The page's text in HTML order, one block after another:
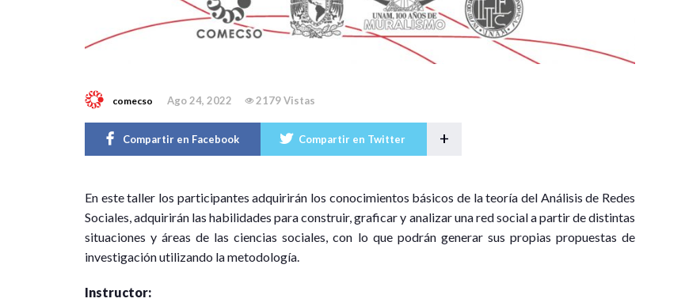
comecso Ago 24, 2022 2179 Vistas
Compartir en Facebook Compartir en Twitter +
En este taller los participantes adquirirán los conocimientos básicos de la teoría del Análisis de Redes
Sociales, adquirirán las habilidades para construir, graficar y analizar una red social a partir de distintas
situaciones y áreas de las ciencias sociales, con lo que podrán generar sus propias propuestas de
investigación utilizando la metodología.
Instructor: